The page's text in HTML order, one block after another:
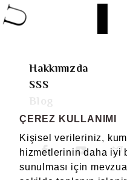
ÇEREZ KULLANIMI
Kişisel verileriniz,
hizmetlerinin daha iyi
sunulması için
Hakkımızda
SSS